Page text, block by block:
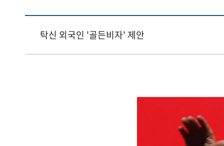
탁신 외국인 '골든비자' 제안